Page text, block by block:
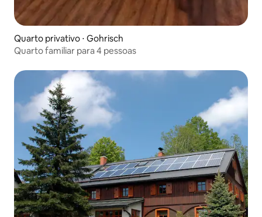
Quarto privativo ⋅ Gohrisch
Quarto familiar para 4 pessoas